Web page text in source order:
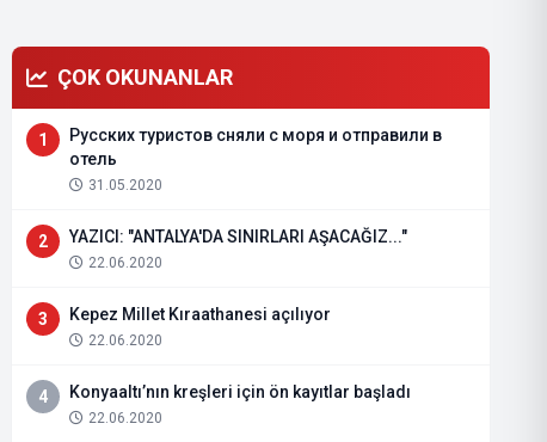
ÇOK OKUNANLAR
1
Русских туристов сняли с моря и отправили в
отель
31.05.2020
2 YAZICI: "ANTALYA'DA SINIRLARI AŞACAĞIZ..."
22.06.2020
3 Kepez Millet Kıraathanesi açılıyor
22.06.2020
4 Konyaaltı’nın kreşleri için ön kayıtlar başladı
22.06.2020